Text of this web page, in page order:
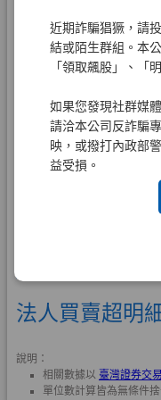
近期詐騙猖獗，請
結或陌生群組。本
「領取飆股」、「
如果您發現社群媒
請洽本公司反詐騙
映，或撥打內政部
益受損。